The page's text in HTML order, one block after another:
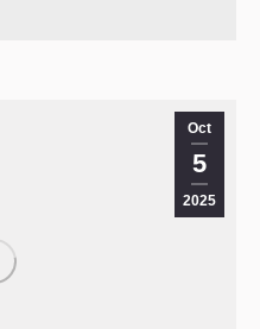
Oct
5
2025